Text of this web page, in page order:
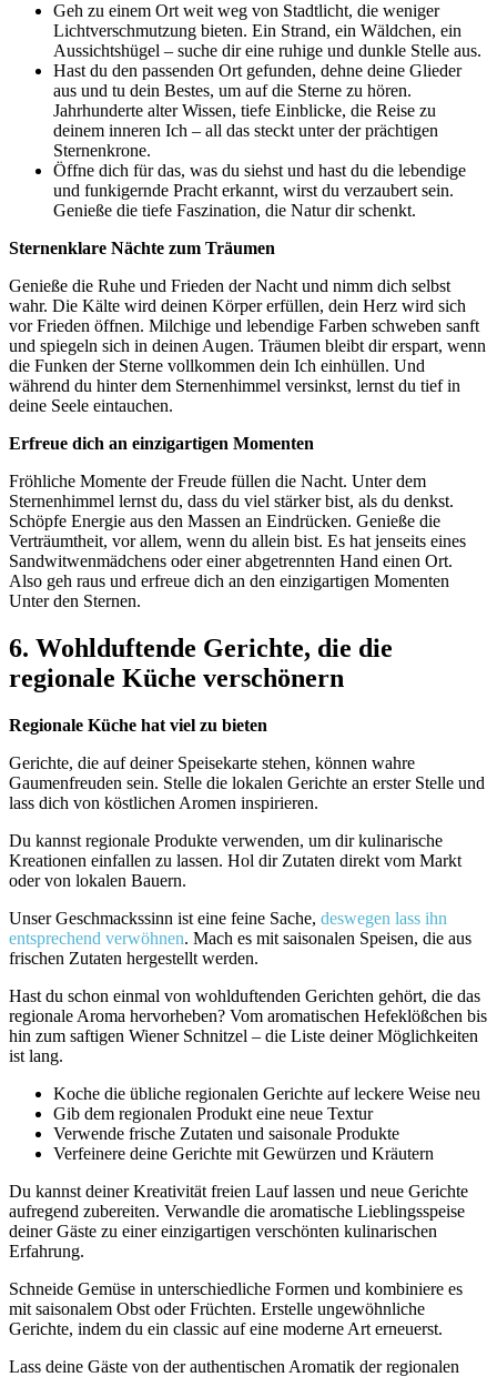
Geh zu einem Ort weit weg von Stadtlicht, die weniger
Lichtverschmutzung bieten. Ein Strand, ein Wäldchen, ein
Aussichtshügel – suche dir eine ruhige und dunkle Stelle aus.
Hast du den passenden Ort gefunden, dehne deine Glieder
aus und tu dein Bestes, um auf die Sterne zu hören.
Jahrhunderte alter Wissen, tiefe Einblicke, die Reise zu
deinem inneren Ich – all das steckt unter der prächtigen
Sternenkrone.
Öffne dich für das, was du siehst und hast du die lebendige
und funkigernde Pracht erkannt, wirst du verzaubert sein.
Genieße die tiefe Faszination, die Natur dir schenkt.
Sternenklare Nächte zum Träumen
Genieße die Ruhe und Frieden der Nacht und nimm dich selbst
wahr. Die Kälte wird deinen Körper erfüllen, dein Herz wird sich
vor Frieden öffnen. Milchige und lebendige Farben schweben sanft
und spiegeln sich in deinen Augen. Träumen bleibt dir erspart, wenn
die Funken der Sterne vollkommen dein Ich einhüllen. Und
während du hinter dem Sternenhimmel versinkst, lernst du tief in
deine Seele eintauchen.
Erfreue dich an einzigartigen Momenten
Fröhliche Momente der Freude füllen die Nacht. Unter dem
Sternenhimmel lernst du, dass du viel stärker bist, als du denkst.
Schöpfe Energie aus den Massen an Eindrücken. Genieße die
Verträumtheit, vor allem, wenn du allein bist. Es hat jenseits eines
Sandwitwenmädchens oder einer abgetrennten Hand einen Ort.
Also geh raus und erfreue dich an den einzigartigen Momenten
Unter den Sternen.
6. Wohlduftende Gerichte, die die
regionale Küche verschönern
Regionale Küche hat viel zu bieten
Gerichte, die auf deiner Speisekarte stehen, können wahre
Gaumenfreuden sein. Stelle die lokalen Gerichte an erster Stelle und
lass dich von köstlichen Aromen inspirieren.
Du kannst regionale Produkte verwenden, um dir kulinarische
Kreationen einfallen zu lassen. Hol dir Zutaten direkt vom Markt
oder von lokalen Bauern.
Unser Geschmackssinn ist eine feine Sache, deswegen lass ihn
entsprechend verwöhnen. Mach es mit saisonalen Speisen, die aus
frischen Zutaten hergestellt werden.
Hast du schon einmal von wohlduftenden Gerichten gehört, die das
regionale Aroma hervorheben? Vom aromatischen Hefeklößchen bis
hin zum saftigen Wiener Schnitzel – die Liste deiner Möglichkeiten
ist lang.
Koche die übliche regionalen Gerichte auf leckere Weise neu
Gib dem regionalen Produkt eine neue Textur
Verwende frische Zutaten und saisonale Produkte
Verfeinere deine Gerichte mit Gewürzen und Kräutern
Du kannst deiner Kreativität freien Lauf lassen und neue Gerichte
aufregend zubereiten. Verwandle die aromatische Lieblingsspeise
deiner Gäste zu einer einzigartigen verschönten kulinarischen
Erfahrung.
Schneide Gemüse in unterschiedliche Formen und kombiniere es
mit saisonalem Obst oder Früchten. Erstelle ungewöhnliche
Gerichte, indem du ein classic auf eine moderne Art erneuerst.
Lass deine Gäste von der authentischen Aromatik der regionalen